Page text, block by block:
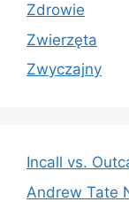
Zdrowie
Zwierzęta
Zwyczajny
Incall vs.
Andrew Tate